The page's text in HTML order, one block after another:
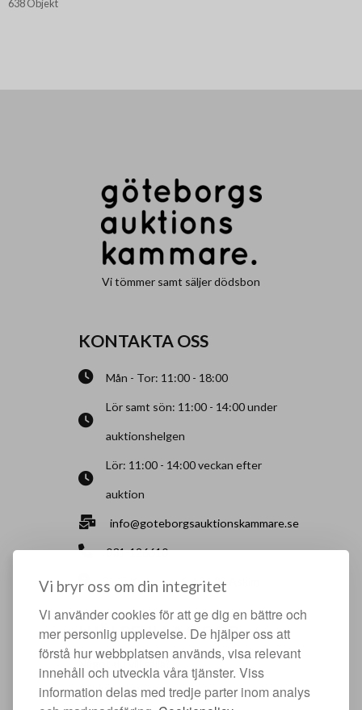
Vi bryr oss om din integritet
Vi använder cookies för att ge dig en bättre och
mer personlig upplevelse. De hjälper oss att
förstå hur webbplatsen används, visa relevant
innehåll och utveckla våra tjänster. Viss
information delas med tredje parter inom analys
638 Objekt
Vi tömmer samt säljer dödsbon
KONTAKTA OSS
Mån - Tor: 11:00 - 18:00
Lör samt sön: 11:00 - 14:00 under
auktionshelgen
Lör: 11:00 - 14:00 veckan efter
auktion
info@goteborgsauktionskammare.se
031-126610
Sisjö Kullegata 6, 436 32 Askim
HJÄLPFULLA SIDOR
Något du vill sälja?
Att köpa hos oss